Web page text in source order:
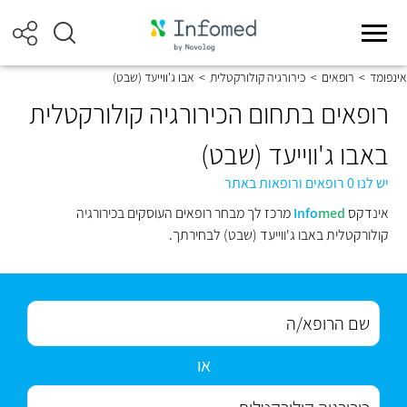
אינפומד > רופאים > כירורגיה קולורקטלית > אבו ג'ווייעד (שבט)
רופאים בתחום הכירורגיה קולורקטלית
באבו ג'ווייעד (שבט)
יש לנו 0 רופאים ורופאות באתר
אינדקס
Infomed
מרכז לך מבחר רופאים העוסקים בכירורגיה
קולורקטלית באבו ג'ווייעד (שבט) לבחירתך.
או